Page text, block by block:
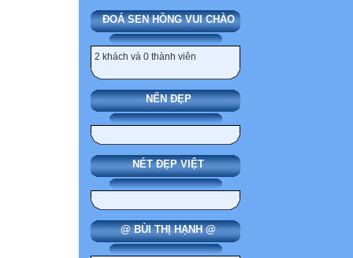
ĐOÁ SEN HỒNG VUI CHÀO
2 khách và 0 thành viên
NẾN ĐẸP
NÉT ĐẸP VIỆT
@ BÙI THỊ HẠNH @